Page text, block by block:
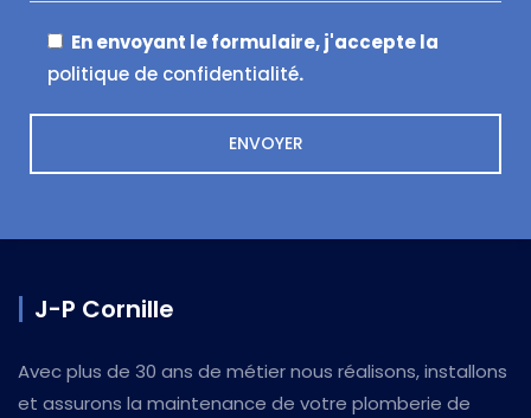
En envoyant le formulaire, j'accepte la
politique de confidentialité.
J-P Cornille
Avec plus de 30 ans de métier nous réalisons, installons
et assurons la maintenance de votre plomberie de